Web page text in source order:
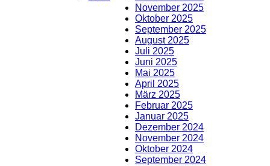
November 2025
Oktober 2025
September 2025
August 2025
Juli 2025
Juni 2025
Mai 2025
April 2025
März 2025
Februar 2025
Januar 2025
Dezember 2024
November 2024
Oktober 2024
September 2024